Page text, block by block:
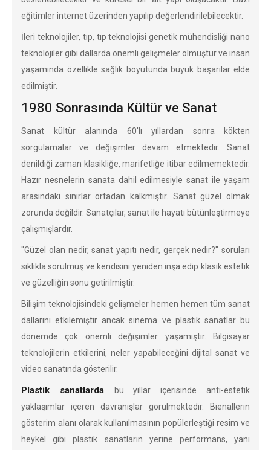
eğitimler internet üzerinden yapılıp değerlendirilebilecektir.
İleri teknolojiler, tıp, tıp teknolojisi genetik mühendisliği nano
teknolojiler gibi dallarda önemli gelişmeler olmuştur ve insan
yaşamında özellikle sağlık boyutunda büyük başarılar elde
edilmiştir.
1980 Sonrasında Kültür ve Sanat
Sanat kültür alanında 60'lı yıllardan sonra kökten
sorgulamalar ve değişimler devam etmektedir. Sanat
denildiği zaman klasikliğe, marifetliğe itibar edilmemektedir.
Hazır nesnelerin sanata dahil edilmesiyle sanat ile yaşam
arasındaki sınırlar ortadan kalkmıştır. Sanat güzel olmak
zorunda değildir. Sanatçılar, sanat ile hayatı bütünleştirmeye
çalışmışlardır.
''Güzel olan nedir, sanat yapıtı nedir, gerçek nedir?'' soruları
sıklıkla sorulmuş ve kendisini yeniden inşa edip klasik estetik
ve güzelliğin sonu getirilmiştir.
Bilişim teknolojisindeki gelişmeler hemen hemen tüm sanat
dallarını etkilemiştir ancak sinema ve plastik sanatlar bu
dönemde çok önemli değişimler yaşamıştır. Bilgisayar
teknolojilerin etkilerini, neler yapabileceğini dijital sanat ve
video sanatında gösterilir.
Plastik sanatlarda
bu yıllar içerisinde anti-estetik
yaklaşımlar içeren davranışlar görülmektedir. Bienallerin
gösterim alanı olarak kullanılmasının popülerleştiği resim ve
heykel gibi plastik sanatların yerine performans, yani